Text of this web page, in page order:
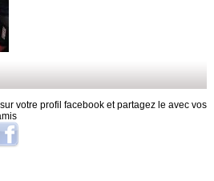
votre profil facebook et partagez le avec vos